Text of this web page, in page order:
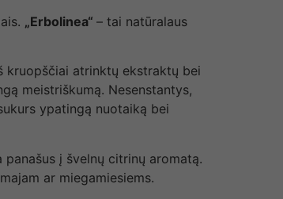
„Erbolinea“ – tai natūralaus
kruopščiai atrinktų ekstraktų bei
meistriškumą. Nesenstantys,
ypatingą nuotaiką bei
į švelnų citrinų aromatą.
ar miegamiesiems.